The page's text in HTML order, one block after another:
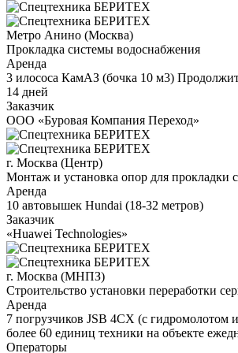
Метро Анино (Москва)
Прокладка системы водоснабжения
Аренда
3 илососа КамАЗ (бочка 10 м3)
14 дней
Заказчик
ООО «Буровая Компания Переход»
г. Москва (Центр)
Монтаж и установка опор для прокладки
Аренда
10 автовышек Hundai (18-32 метров)
Заказчик
«Huawei Technologies»
г. Москва (МНПЗ)
Строительство установки переработки
Аренда
7 погрузчиков JSB 4CX (с гидромолотом
более 60 единиц техники на объекте
Операторы